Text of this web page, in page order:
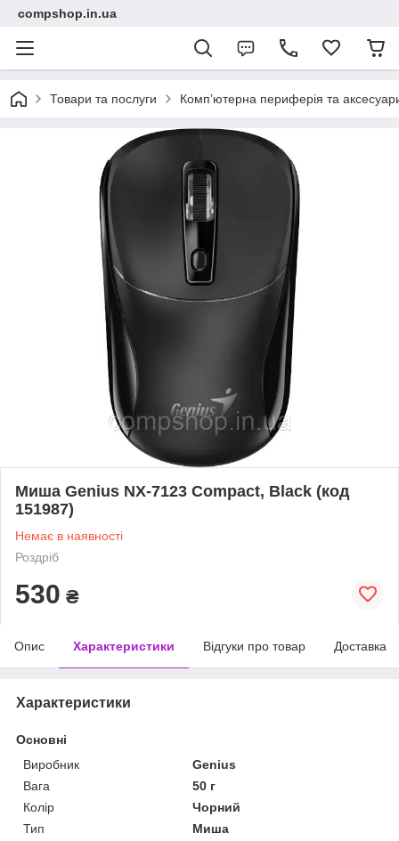
compshop.in.ua
Товари та послуги Комп’ютерна периферія та
Миша Genius NX-7123 Compact, Black (код
151987)
Немає в наявності
Роздріб
530 ₴
Опис Характеристики Відгуки про товар Доставка
Характеристики
Основні
Виробник
Genius
Вага
50 г
Колір
Чорний
Тип
Миша